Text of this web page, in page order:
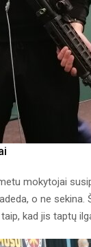
mokytojai
o ne
kad jis taptų